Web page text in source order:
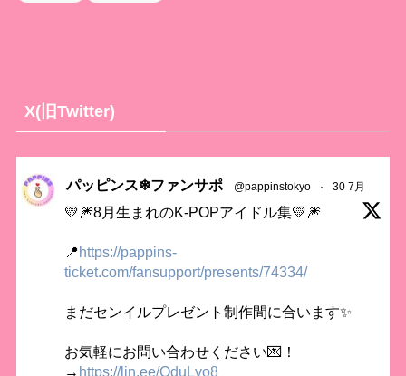
X(旧Twitter)
パッピンス❄ファンサポ @pappinstokyo · 30 7月
💛🎆8月生まれのK-POPアイドル集💛🎆
📍https://pappins-
ticket.com/fansupport/presents/74334/
まだセンイルプレゼント制作間に合います✨
お気軽にお問い合わせください💌！
→ https://lin.ee/QduLvo8